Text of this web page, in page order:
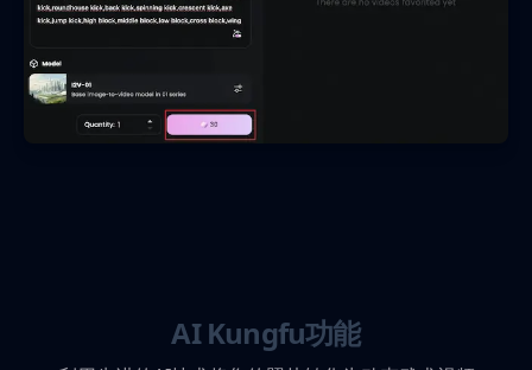
AI Kungfu功能